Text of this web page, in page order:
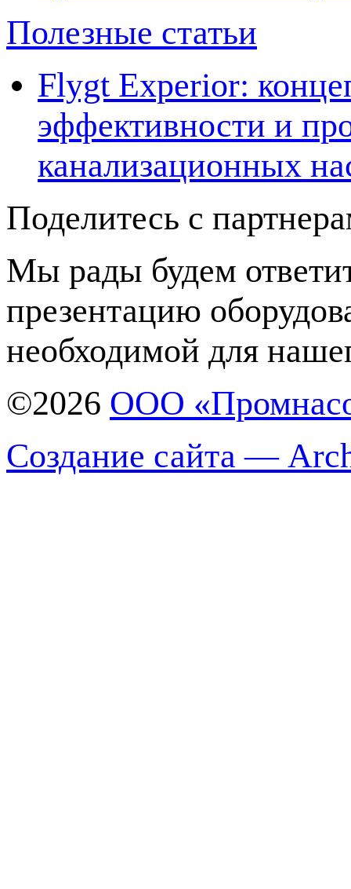
Полезные статьи
Flygt Experior:
эффективности и
канализационных
Поделитесь с
Мы рады будем
презентацию
необходимой для
©2026 ООО
Создание сайта —